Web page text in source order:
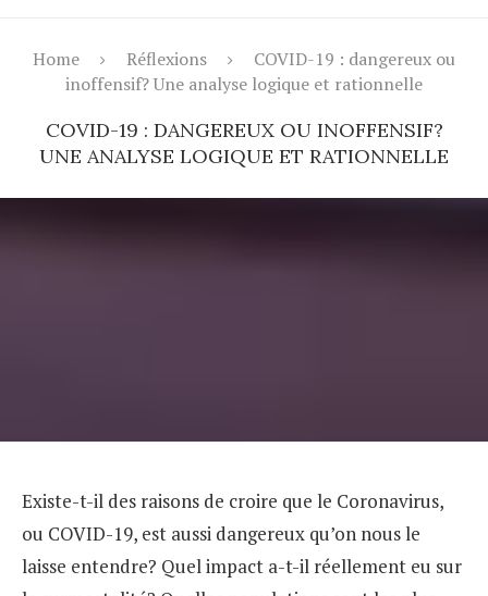
Home Réflexions
COVID-19 : dangereux ou
inoffensif? Une analyse logique et rationnelle
COVID-19 : DANGEREUX OU INOFFENSIF?
UNE ANALYSE LOGIQUE ET RATIONNELLE
Existe-t-il des raisons de croire que le Coronavirus,
ou COVID-19, est aussi dangereux qu’on nous le
laisse entendre? Quel impact a-t-il réellement eu sur